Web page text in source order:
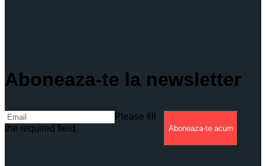
Aboneaza-te la newsletter
Please fill
the required field.
Aboneaza-te acum